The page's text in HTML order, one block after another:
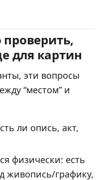
для картин
эти вопросы
“местом” и
ли опись, акт,
физически: есть
живопись/графику,